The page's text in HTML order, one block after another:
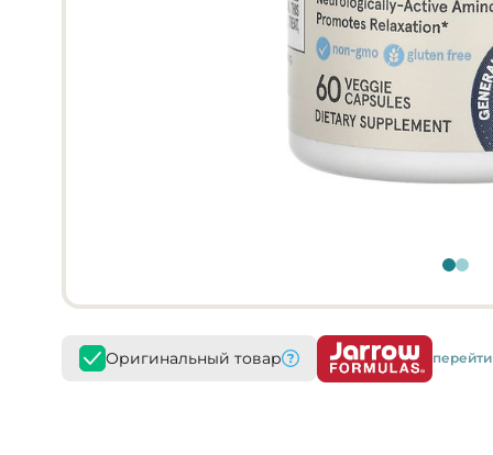
Оригинальный товар